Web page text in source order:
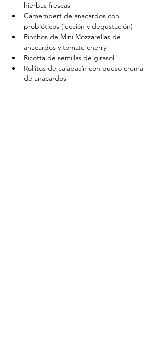
hierbas frescas
Camembert de anacardos con
probióticos (lección y degustación)
Pinchos de Mini Mozzarellas de
anacardos y tomate cherry
Ricotta de semillas de girasol
Rollitos de calabacín con queso crema
de anacardos